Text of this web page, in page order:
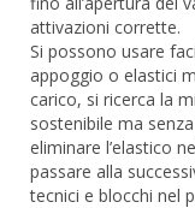
attivazioni corrette.
Si possono usare
appoggio o elastici
carico, si ricerca la
sostenibile ma
eliminare l’elastico
passare alla
tecnici e blocchi nel